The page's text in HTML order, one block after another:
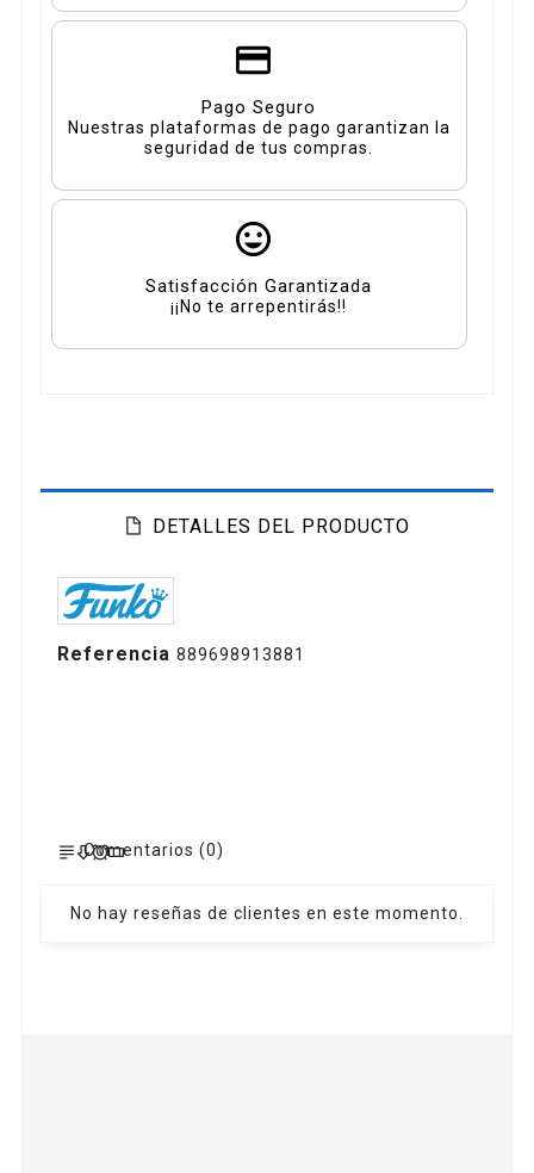
Pago Seguro
Nuestras plataformas de pago garantizan la
seguridad de tus compras.
Satisfacción Garantizada
¡¡No te arrepentirás!!
DETALLES DEL PRODUCTO
Referencia 889698913881
Comentarios (0)
No hay reseñas de clientes en este momento.